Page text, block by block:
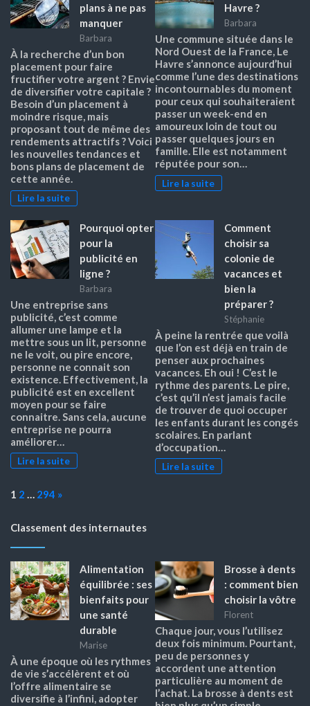
plans à ne pas
manquer
Barbara
À la recherche d’un bon
placement pour faire
fructifier votre argent ? Envie
de diversifier votre capitale ?
Besoin d’un placement à
moindre risque, mais
proposant tout de même des
rendements attractifs ? Voici
les nouvelles tendances et
bons plans de placement de
cette année.
Lire la suite
Havre ?
Barbara
Une commune située dans le
Nord Ouest de la France, Le
Havre s’annonce aujourd’hui
comme l’une des destinations
incontournables du moment
pour ceux qui souhaiteraient
passer un week-end en
amoureux loin de tout ou
passer quelques jours en
famille. Elle est notamment
réputée pour son…
Lire la suite
Pourquoi opter
pour la
publicité en
ligne ?
Barbara
Une entreprise sans
publicité, c’est comme
allumer une lampe et la
mettre sous un lit, personne
ne le voit, ou pire encore,
personne ne connait son
existence. Effectivement, la
publicité est en excellent
moyen pour se faire
connaitre. Sans cela, aucune
entreprise ne pourra
améliorer…
Lire la suite
Comment
choisir sa
colonie de
vacances et
bien la
préparer ?
Stéphanie
À peine la rentrée que voilà
que l’on est déjà en train de
penser aux prochaines
vacances. Eh oui ! C’est le
rythme des parents. Le pire,
c’est qu’il n’est jamais facile
de trouver de quoi occuper
les enfants durant les congés
scolaires. En parlant
d’occupation…
Lire la suite
Page:
1 2 … 294 Next
»
Classement des internautes
Alimentation
équilibrée : ses
bienfaits pour
une santé
durable
Marise
À une époque où les rythmes
de vie s’accélèrent et où
l’offre alimentaire se
diversifie à l’infini, adopter
Brosse à dents
: comment bien
choisir la vôtre
Florent
Chaque jour, vous l’utilisez
deux fois minimum. Pourtant,
peu de personnes y
accordent une attention
particulière au moment de
l’achat. La brosse à dents est